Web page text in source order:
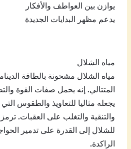
يوازن بين العواطف والأفكار
يدعم مظهر البدايات الجديدة
مياه الشلال
مياه الشلال مشحونة بالطاقة
المتتالي. إنه يحمل صفات القوة
يجعله مثاليا للتعاويذ والطقوس
والتنقية والتغلب على العقبات. ترمز
للشلال إلى القدرة على تدمير
الراكدة.